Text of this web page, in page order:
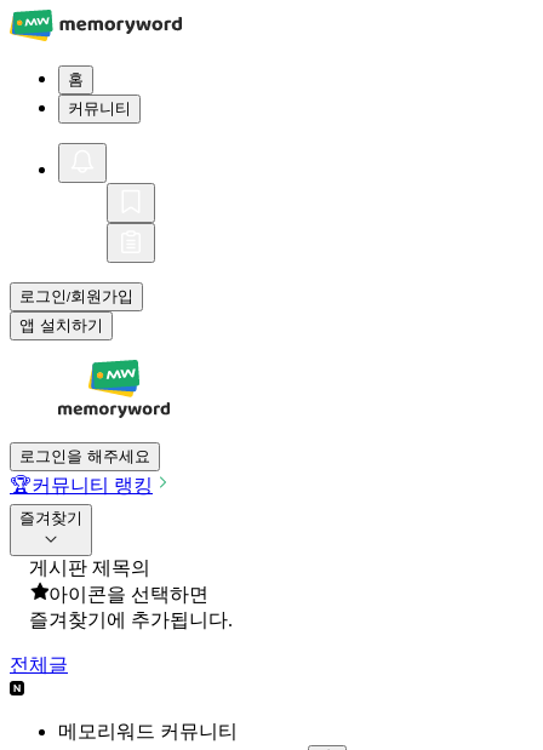
홈
커뮤니티
로그인/회원가입
앱 설치하기
로그인을 해주세요
🏆커뮤니티 랭킹
즐겨찾기
게시판 제목의
아이콘을 선택하면
즐겨찾기에 추가됩니다.
전체글
메모리워드 커뮤니티